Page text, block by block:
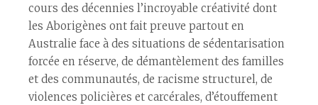
cours des décennies l’incroyable créativité dont
les Aborigènes ont fait preuve partout en
Australie face à des situations de sédentarisation
forcée en réserve, de démantèlement des familles
et des communautés, de racisme structurel, de
violences policières et carcérales, d’étouffement